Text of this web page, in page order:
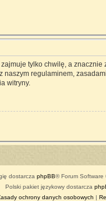
tylko chwilę, a
regulaminem,
witryny.
dostarcza phpBB® Forum Software
Polski pakiet językowy dostarcza
ochrony danych osobowych |